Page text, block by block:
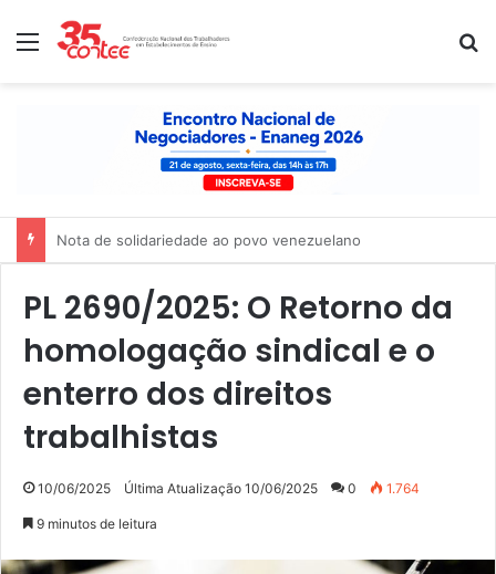
Menu
Nota de solidariedade ao povo venezuelano
PL 2690/2025: O Retorno da
homologação sindical e o
enterro dos direitos
trabalhistas
10/06/2025 Última Atualização 10/06/2025 0 1.764
9 minutos de leitura